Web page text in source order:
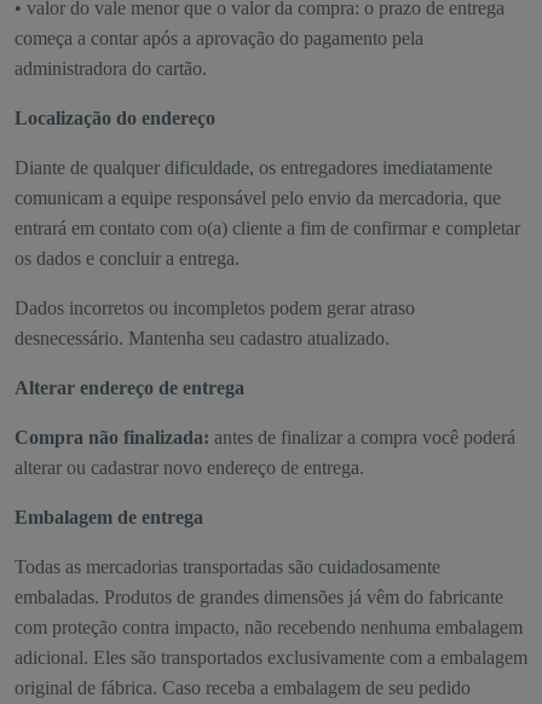
• valor do vale menor que o valor da compra: o prazo de entrega
começa a contar após a aprovação do pagamento pela
administradora do cartão.
Localização do endereço
Diante de qualquer dificuldade, os entregadores imediatamente
comunicam a equipe responsável pelo envio da mercadoria, que
entrará em contato com o(a) cliente a fim de confirmar e completar
os dados e concluir a entrega.
Dados incorretos ou incompletos podem gerar atraso
desnecessário. Mantenha seu cadastro atualizado.
Alterar endereço de entrega
Compra não finalizada: antes de finalizar a compra você poderá
alterar ou cadastrar novo endereço de entrega.
Embalagem de entrega
Todas as mercadorias transportadas são cuidadosamente
embaladas. Produtos de grandes dimensões já vêm do fabricante
com proteção contra impacto, não recebendo nenhuma embalagem
adicional. Eles são transportados exclusivamente com a embalagem
original de fábrica. Caso receba a embalagem de seu pedido